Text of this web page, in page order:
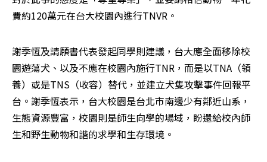
費約120萬元在台大校園內進行TNVR。
謝季恆及請願書代表發起同學則建議，台大應全面移除校
園遊蕩犬、以及不應在校園內施行TNR，而是以TNA（領
養）或是TNS（收容）替代，並建立犬隻攻擊事件回報平
台。謝季恆表示，台大校園是台北市南邊少有鄰近山系，
生態資源豐富，校園則是師生向學的場域，盼還給校內師
生和野生動物和諧的求學和生存環境。